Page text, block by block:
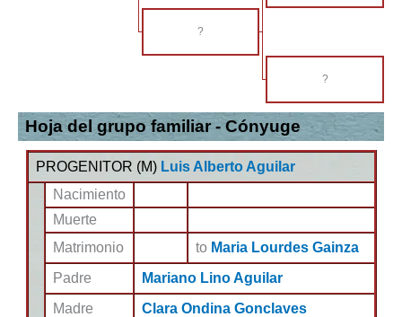
?
?
Hoja del grupo familiar - Cónyuge
PROGENITOR (M) Luis Alberto Aguilar
Nacimiento
Muerte
Matrimonio
to Maria Lourdes Gainza
Padre
Mariano Lino Aguilar
Madre
Clara Ondina Gonclaves